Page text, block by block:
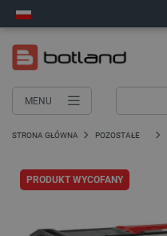
MENU
STRONA GŁÓWNA POZOSTAŁE
PRODUKT WYCOFANY